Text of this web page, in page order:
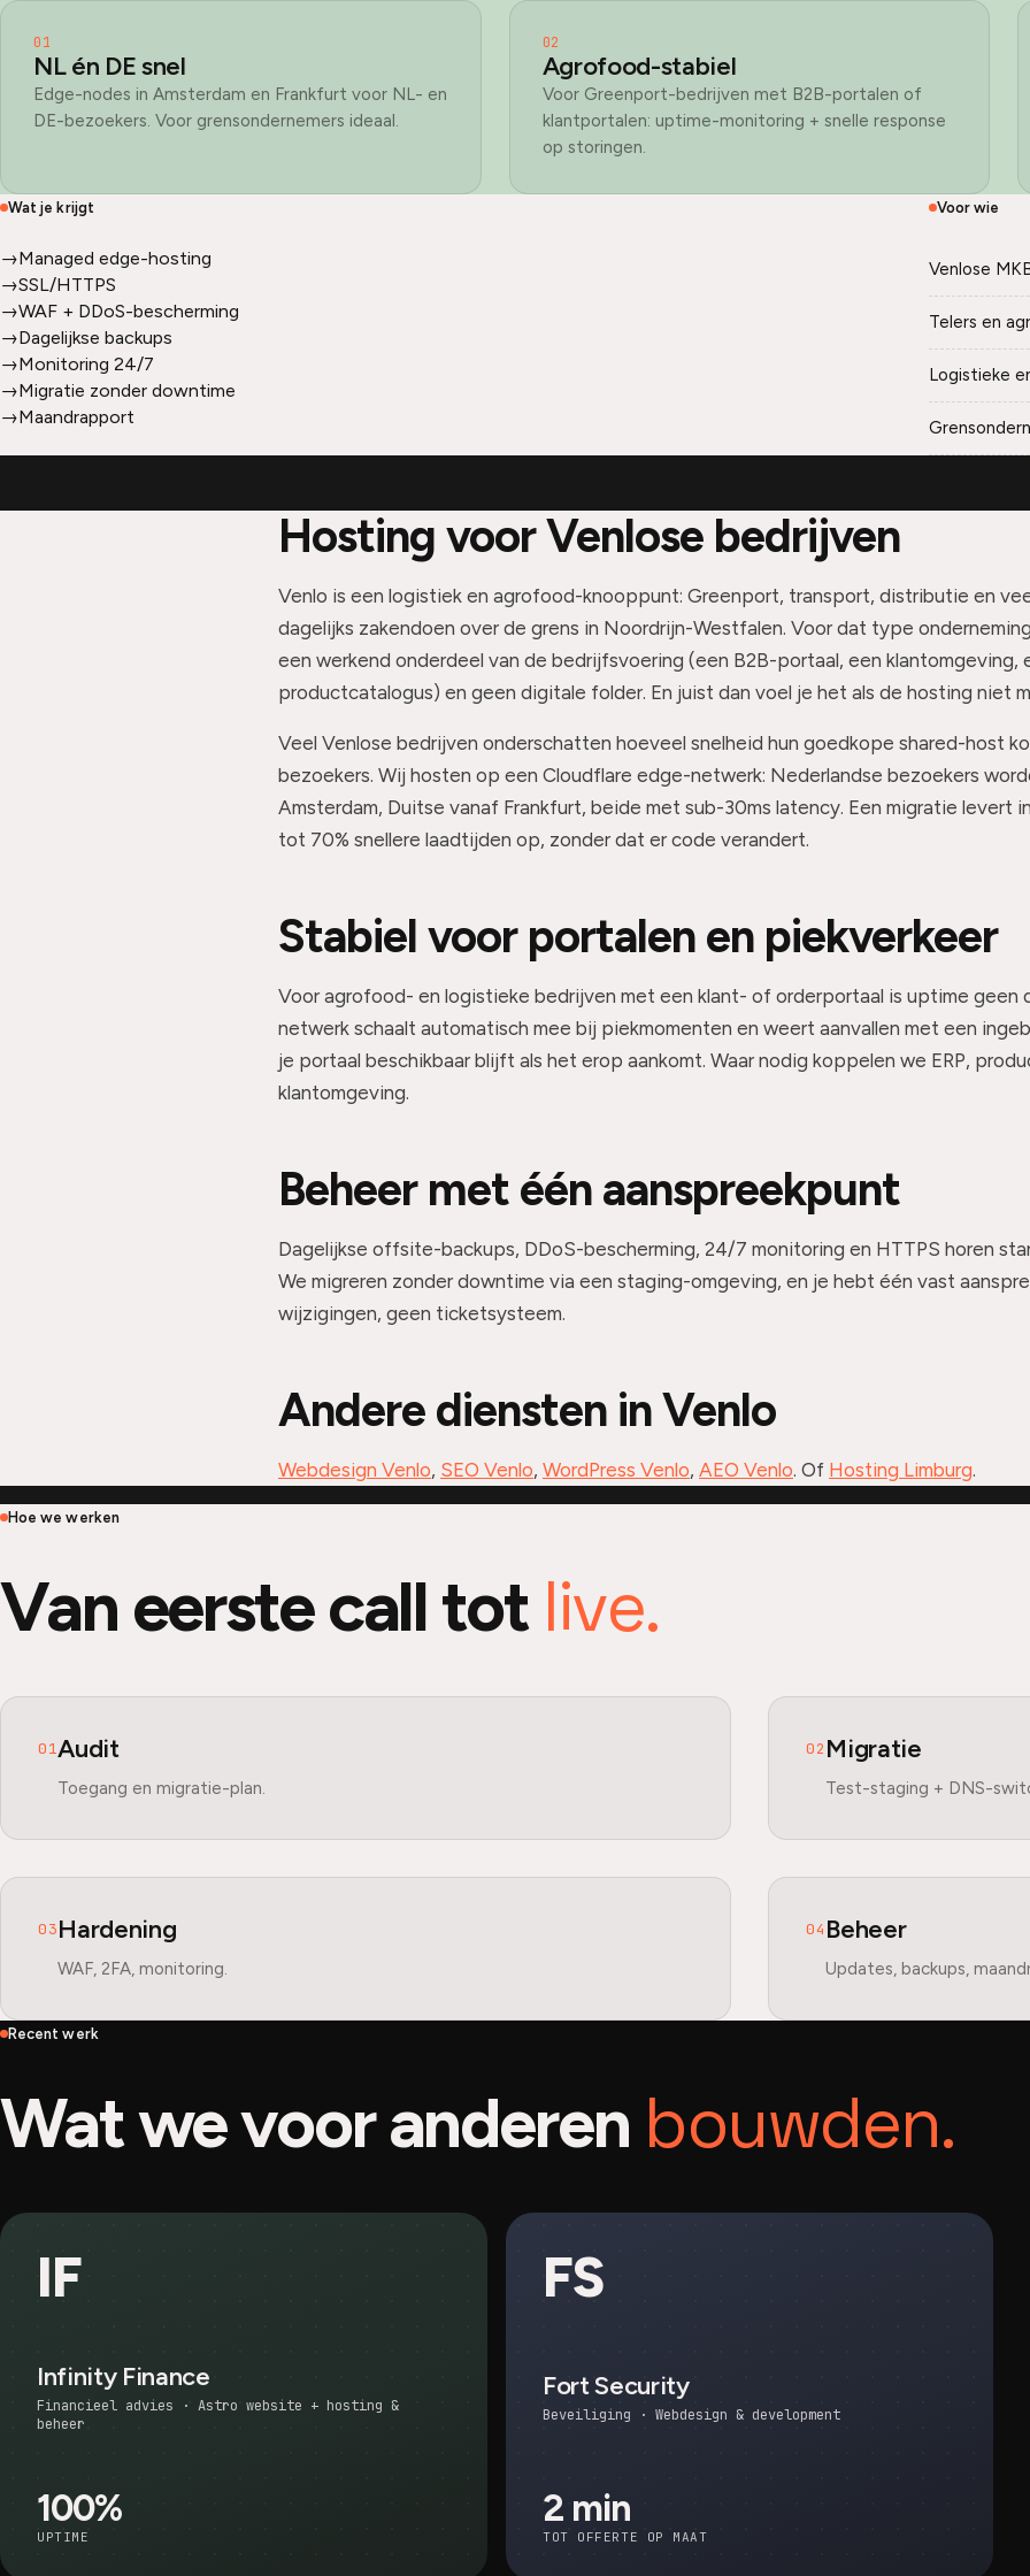
01
NL én DE snel
Edge-nodes in Amsterdam en Frankfurt voor NL- en
DE-bezoekers. Voor grensondernemers ideaal.
02
Agrofood-stabiel
Voor Greenport-bedrijven met B2B-portalen of
klantportalen: uptime-monitoring + snelle response
op storingen.
Wat je krijgt
→Managed edge-hosting
→SSL/HTTPS
→WAF + DDoS-bescherming
→Dagelijkse backups
→Monitoring 24/7
→Migratie zonder downtime
→Maandrapport
Voor wie
Venlose
Telers en
Logistieke
Hosting voor Venlose bedrijven
Venlo is een logistiek en agrofood-knooppunt: Greenport, transport, distributie en
dagelijks zakendoen over de grens in Noordrijn-Westfalen. Voor dat type
een werkend onderdeel van de bedrijfsvoering (een B2B-portaal, een klantomgeving,
productcatalogus) en geen digitale folder. En juist dan voel je het als de hosting niet
Veel Venlose bedrijven onderschatten hoeveel snelheid hun goedkope shared-host
bezoekers. Wij hosten op een Cloudflare edge-netwerk: Nederlandse bezoekers
Amsterdam, Duitse vanaf Frankfurt, beide met sub-30ms latency. Een migratie levert
tot 70% snellere laadtijden op, zonder dat er code verandert.
Stabiel voor portalen en piekverkeer
Voor agrofood- en logistieke bedrijven met een klant- of orderportaal is uptime geen
netwerk schaalt automatisch mee bij piekmomenten en weert aanvallen met een
je portaal beschikbaar blijft als het erop aankomt. Waar nodig koppelen we ERP,
klantomgeving.
Beheer met één aanspreekpunt
Dagelijkse offsite-backups, DDoS-bescherming, 24/7 monitoring en HTTPS horen
We migreren zonder downtime via een staging-omgeving, en je hebt één vast
wijzigingen, geen ticketsysteem.
Andere diensten in Venlo
Webdesign Venlo, SEO Venlo, WordPress Venlo, AEO Venlo. Of Hosting Limburg.
Hoe we werken
Van eerste call tot live.
01Audit
Toegang en migratie-plan.
02 Migratie
Test-staging + DNS-
03Hardening
WAF, 2FA, monitoring.
04 Beheer
Updates, backups,
Recent werk
Wat we voor anderen bouwden.
IF
Infinity Finance
Financieel advies · Astro website + hosting &
beheer
100%
UPTIME
FS
Fort Security
Beveiliging · Webdesign & development
2 min
TOT OFFERTE OP MAAT